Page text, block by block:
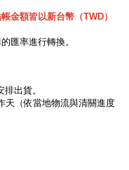
金額皆以新台幣（TWD）
匯率進行轉換。
出貨。
天（依當地物流與清關進度